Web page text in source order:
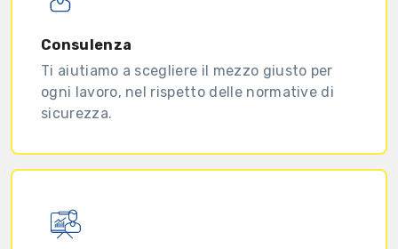
Consulenza
Ti aiutiamo a scegliere il mezzo giusto per
ogni lavoro, nel rispetto delle normative di
sicurezza.